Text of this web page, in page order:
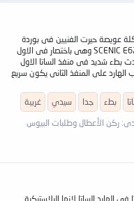
عويصة حيرت الفنيين فى بوردة
intel كيسة سيمنس ديسكتوب SCENIC E620 (i915G) وهى باختصار فى الاول
بطء شديد فى منفذ الساتا الاول
على المنفذ الثانى يكون سريع
بطء جدا سيدي
غريبة
ركن الأعطال وطلبات البيوس
الساتا لانها البلاستيكية